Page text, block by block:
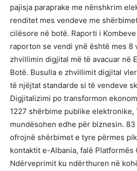
pajisja paraprake me nënshkrim
renditet mes vendeve me
cilësore në botë. Raporti i
raporton se vendi ynë është mes 8
zhvillimin digjital më të avacuar në
Botë. Busulla e zhvillimit digjital
të njëjtat standarde si të vendeve
Digjitalizimi po transformon
1227 shërbime publike elektronike,
mundësohen edhe për biznesin.
ofrojnë shërbimet e tyre përmes
kontaktit e-Albania, falë Platformës
Ndërveprimit ku ndërthuren në